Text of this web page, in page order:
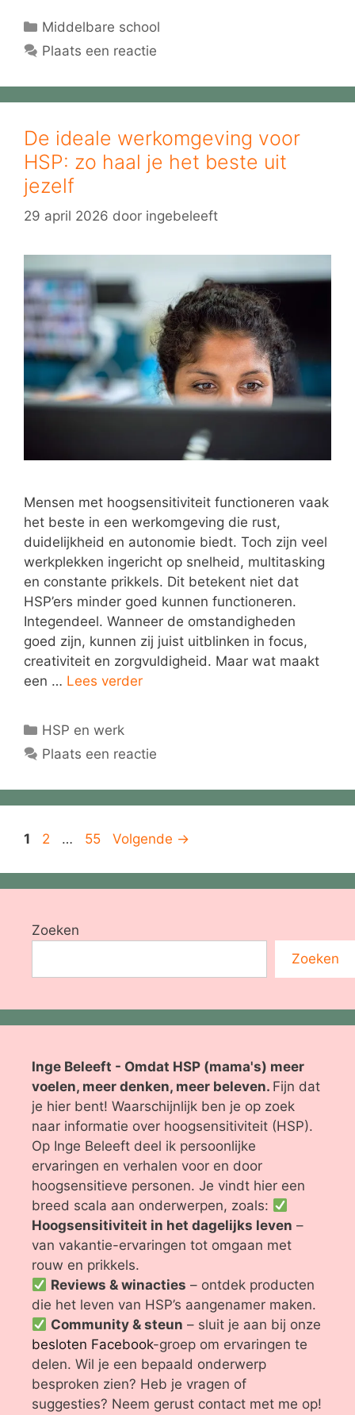
Categorieën
Middelbare school
Plaats een reactie
De ideale werkomgeving voor
HSP: zo haal je het beste uit
jezelf
29 april 2026 door ingebeleeft
Mensen met hoogsensitiviteit functioneren vaak
het beste in een werkomgeving die rust,
duidelijkheid en autonomie biedt. Toch zijn veel
werkplekken ingericht op snelheid, multitasking
en constante prikkels. Dit betekent niet dat
HSP’ers minder goed kunnen functioneren.
Integendeel. Wanneer de omstandigheden
goed zijn, kunnen zij juist uitblinken in focus,
creativiteit en zorgvuldigheid. Maar wat maakt
een … Lees verder
Categorieën
HSP en werk
Plaats een reactie
Pagina
1 Pagina
2 … Pagina
55 Volgende →
Zoeken
Zoeken
Inge Beleeft - Omdat HSP (mama's) meer
voelen, meer denken, meer beleven. Fijn dat
je hier bent! Waarschijnlijk ben je op zoek
naar informatie over hoogsensitiviteit (HSP).
Op Inge Beleeft deel ik persoonlijke
ervaringen en verhalen voor en door
hoogsensitieve personen. Je vindt hier een
breed scala aan onderwerpen, zoals:
Hoogsensitiviteit in het dagelijks leven –
van vakantie-ervaringen tot omgaan met
rouw en prikkels.
Reviews & winacties – ontdek producten
die het leven van HSP’s aangenamer maken.
Community & steun – sluit je aan bij onze
besloten Facebook-groep om ervaringen te
delen. Wil je een bepaald onderwerp
besproken zien? Heb je vragen of
suggesties? Neem gerust contact met me op!